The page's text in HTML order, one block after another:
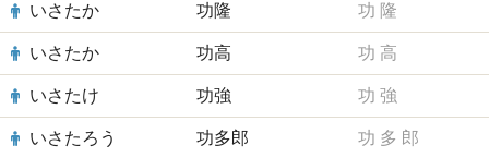
いさたか 功隆 功 隆
いさたか 功高 功 高
いさたけ 功強 功 強
いさたろう 功多郎 功 多 郎